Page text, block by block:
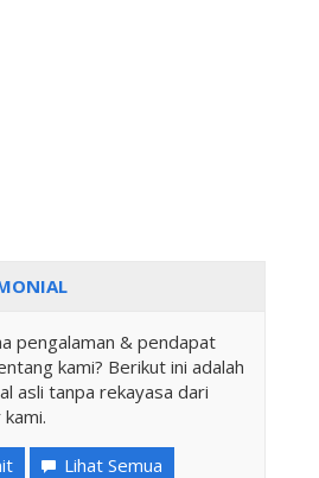
pengalaman & pendapat
kami? Berikut ini adalah
asli tanpa rekayasa dari
Lihat Semua